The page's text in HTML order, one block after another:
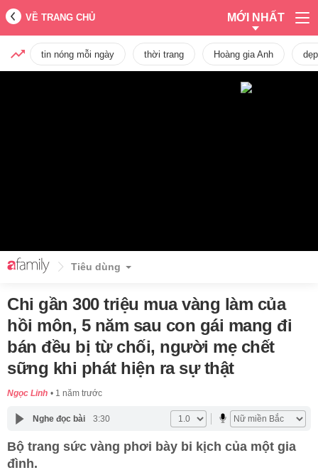
VỀ TRANG CHỦ MỚI NHẤT
tin nóng mỗi ngày thời trang Hoàng gia Anh dẹp
Tiêu dùng
Chi gần 300 triệu mua vàng làm của
hồi môn, 5 năm sau con gái mang đi
bán đều bị từ chối, người mẹ chết
sững khi phát hiện ra sự thật
Ngọc Linh 1 năm trước
Nghe đọc bài 3:30
Bộ trang sức vàng phơi bày bi kịch của một gia
đình.